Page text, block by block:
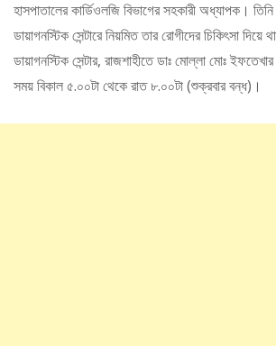
হাসপাতালের কার্ডিওলজি বিভাগের সহকারী অধ্যাপক।
ডায়াগনস্টিক সেন্টারে নিয়মিত তার রোগীদের চিকিৎসা
ডায়াগনস্টিক সেন্টার, রাজশাহীতে ডাঃ মোল্লা মোঃ
সময় বিকাল ৫.০০টা থেকে রাত ৮.০০টা (শুক্রবার বন্ধ)।